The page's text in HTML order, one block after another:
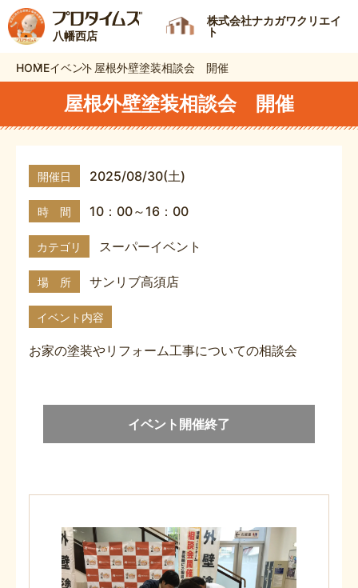
八幡西店
株式会社ナカガワクリエイ
ト
HOMEイベント 屋根外壁塗装相談会 開催
屋根外壁塗装相談会 開催
開催日 2025/08/30(土)
時 間 10：00～16：00
カテゴリ スーパーイベント
場 所 サンリブ高須店
イベント内容
お家の塗装やリフォーム工事についての相談会
イベント開催終了